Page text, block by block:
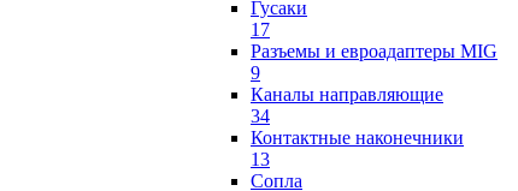
Гусаки
17
Разъемы и евроадаптеры MIG
9
Каналы направляющие
34
Контактные наконечники
13
Сопла